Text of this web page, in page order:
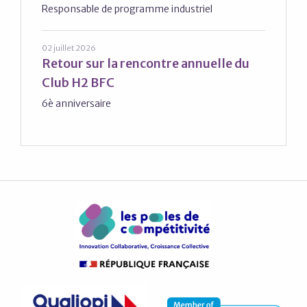
Responsable de programme industriel
02 juillet 2026
Retour sur la rencontre annuelle du
Club H2 BFC
6è anniversaire